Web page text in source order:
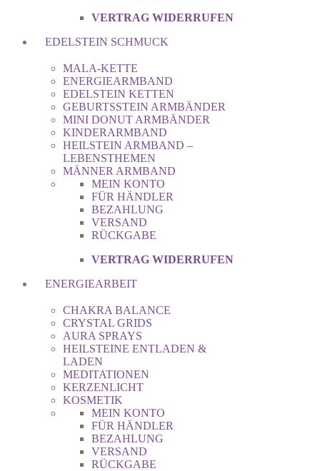
VERTRAG WIDERRUFEN
EDELSTEIN SCHMUCK
MALA-KETTE
ENERGIEARMBAND
EDELSTEIN KETTEN
GEBURTSSTEIN ARMBÄNDER
MINI DONUT ARMBÄNDER
KINDERARMBAND
HEILSTEIN ARMBAND –
LEBENSTHEMEN
MÄNNER ARMBAND
MEIN KONTO
FÜR HÄNDLER
BEZAHLUNG
VERSAND
RÜCKGABE
VERTRAG WIDERRUFEN
ENERGIEARBEIT
CHAKRA BALANCE
CRYSTAL GRIDS
AURA SPRAYS
HEILSTEINE ENTLADEN &
LADEN
MEDITATIONEN
KERZENLICHT
KOSMETIK
MEIN KONTO
FÜR HÄNDLER
BEZAHLUNG
VERSAND
RÜCKGABE